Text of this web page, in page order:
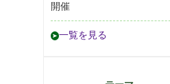
開催
一覧を見る